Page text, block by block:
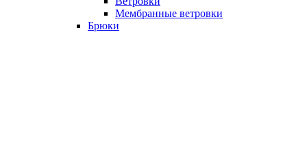
Мембранные ветровки
Брюки